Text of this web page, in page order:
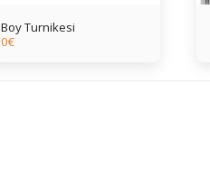
Boy Turnikesi
0€